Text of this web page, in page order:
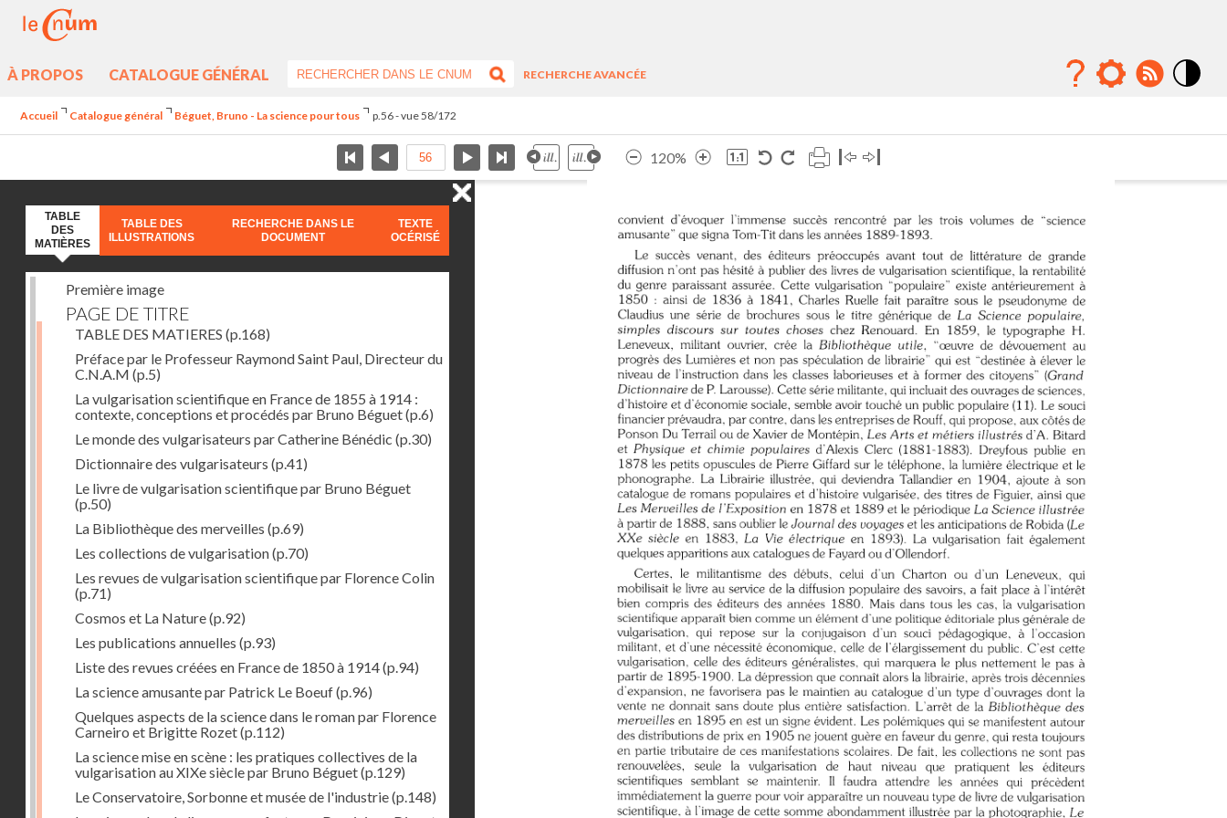
À PROPOS CATALOGUE GÉNÉRAL
RECHERCHE AVANCÉE
Accueil Catalogue général Béguet, Bruno - La science pour tous p.56 - vue 58/172
120%
TABLE
DES
MATIÈRES
TABLE DES
ILLUSTRATIONS
RECHERCHE DANS LE
DOCUMENT
TEXTE
OCÉRISÉ
Première image
PAGE DE TITRE
TABLE DES MATIERES (p.168)
Préface par le Professeur Raymond Saint Paul, Directeur du
C.N.A.M (p.5)
La vulgarisation scientifique en France de 1855 à 1914 :
contexte, conceptions et procédés par Bruno Béguet(p.6)
Le monde des vulgarisateurs par Catherine Bénédic (p.30)
Dictionnaire des vulgarisateurs (p.41)
Le livre de vulgarisation scientifique par Bruno Béguet
(p.50)
La Bibliothèque des merveilles (p.69)
Les collections de vulgarisation(p.70)
Les revues de vulgarisation scientifique par Florence Colin
(p.71)
Cosmos et La Nature(p.92)
Les publications annuelles (p.93)
Liste des revues créées en France de 1850 à 1914(p.94)
La science amusante par Patrick Le Boeuf(p.96)
Quelques aspects de la science dans le roman par Florence
Carneiro et Brigitte Rozet(p.112)
La science mise en scène : les pratiques collectives de la
vulgarisation au XIXe siècle par Bruno Béguet(p.129)
Le Conservatoire, Sorbonne et musée de l'industrie(p.148)